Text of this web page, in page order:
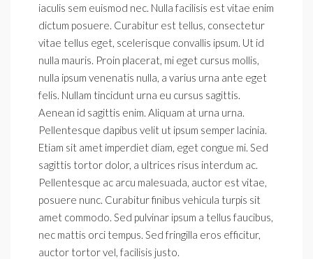
iaculis sem euismod nec. Nulla facilisis est vitae enim
dictum posuere. Curabitur est tellus, consectetur
vitae tellus eget, scelerisque convallis ipsum. Ut id
nulla mauris. Proin placerat, mi eget cursus mollis,
nulla ipsum venenatis nulla, a varius urna ante eget
felis. Nullam tincidunt urna eu cursus sagittis.
Aenean id sagittis enim. Aliquam at urna urna.
Pellentesque dapibus velit ut ipsum semper lacinia.
Etiam sit amet imperdiet diam, eget congue mi. Sed
sagittis tortor dolor, a ultrices risus interdum ac.
Pellentesque ac arcu malesuada, auctor est vitae,
posuere nunc. Curabitur finibus vehicula turpis sit
amet commodo. Sed pulvinar ipsum a tellus faucibus,
nec mattis orci tempus. Sed fringilla eros efficitur,
auctor tortor vel, facilisis justo.